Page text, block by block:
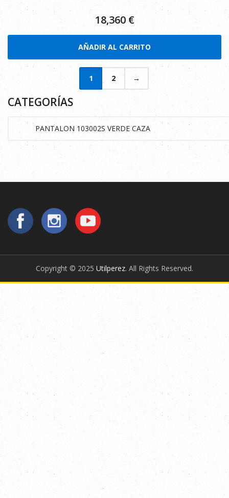
18,360 €
AÑADIR AL CARRITO
1 2 →
CATEGORÍAS
Copyright © 2025 Utilperez. All Rights Reserved.